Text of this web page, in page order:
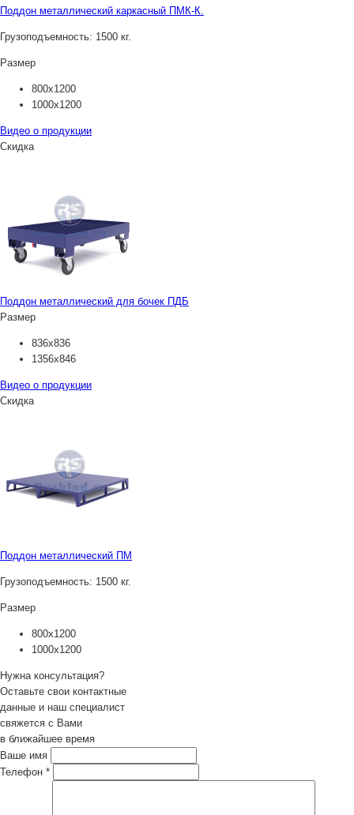
Поддон металлический каркасный ПМК-К.
Грузоподъемность: 1500 кг.
Размер
800х1200
1000х1200
Видео о продукции
Скидка
Поддон металлический для бочек ПДБ
Размер
836х836
1356х846
Видео о продукции
Скидка
Поддон металлический ПМ
Грузоподъемность: 1500 кг.
Размер
800х1200
1000х1200
Нужна консультация?
Оставьте свои контактные
данные и наш специалист
свяжется с Вами
в ближайшее время
Ваше имя
Телефон *